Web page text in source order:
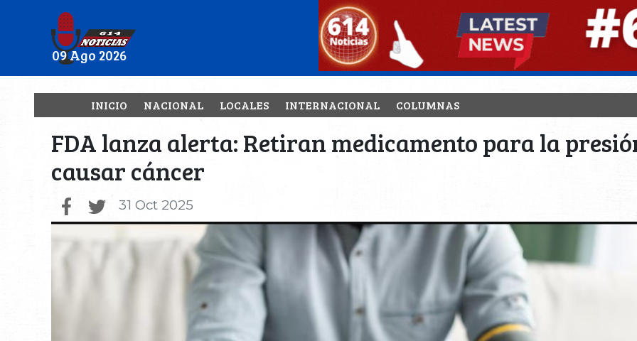
09 Ago 2026
INICIO NACIONAL LOCALES INTERNACIONAL COLUMNAS
FDA lanza alerta: Retiran medicamento para la
causar cáncer
31 Oct 2025